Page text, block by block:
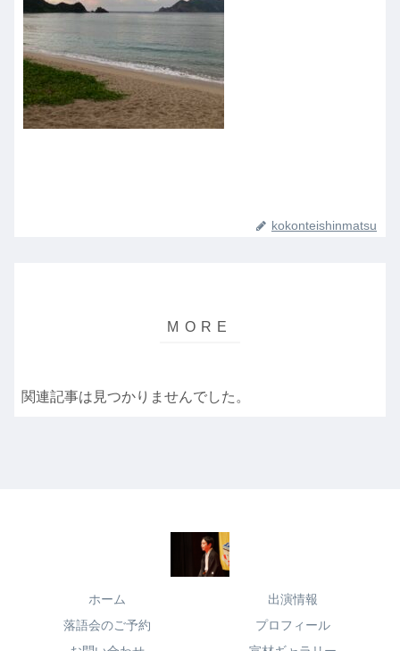
kokonteishinmatsu
関連記事は見つかりませんでした。
ホーム
出演情報
落語会のご予約
プロフィール